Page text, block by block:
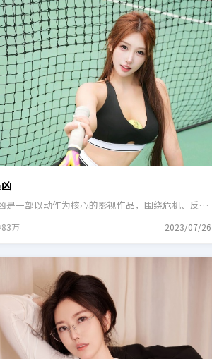
是一部以动作为核心的影视作品，围绕危机、反转
83万 2023/07/26